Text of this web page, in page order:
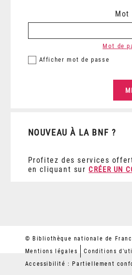
Mot
Afficher mot de passe
Mot de
NOUVEAU À LA BNF ?
Profitez des services
en cliquant sur CRÉER UN
© Bibliothèque nationale de
Mentions légales
Conditions
Accessibilité : Partiellement